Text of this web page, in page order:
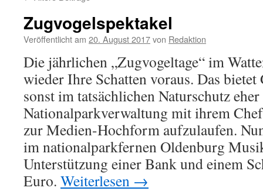
Zugvogelspektakel
Veröffentlicht am 20. August 2017von Redaktion
Die jährlichen „Zugvogeltage“ im
wieder Ihre Schatten voraus. Das
sonst im tatsächlichen Naturschutz eher
Nationalparkverwaltung mit ihrem
zur Medien-Hochform aufzulaufen.
im nationalparkfernen Oldenburg
Unterstützung einer Bank und einem
Euro. Weiterlesen →